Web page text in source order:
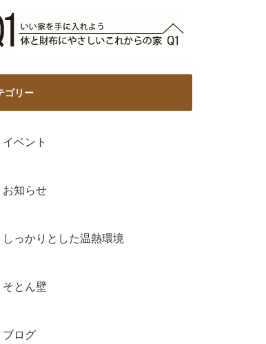
ゴリー
イベント
お知らせ
しっかりとした温熱環境
そとん壁
ブログ